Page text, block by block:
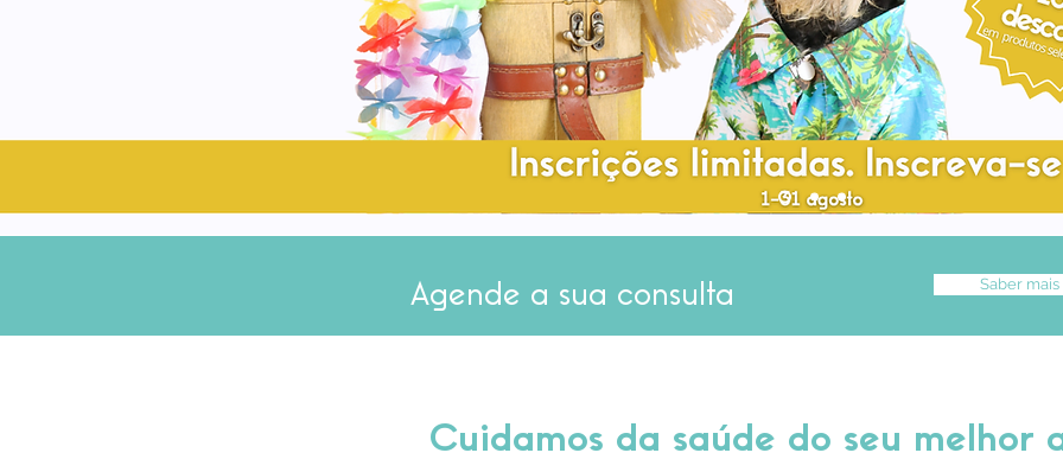
Agende a sua consulta Saber mais
Cuidamos da saúde do seu melhor